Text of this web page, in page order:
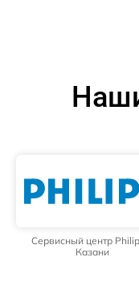
Сервисный центр
Казани